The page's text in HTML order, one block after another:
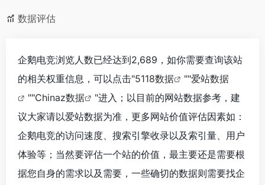
数据评估
企鹅电竞浏览人数已经达到2,689，如你需要查询该站
的相关权重信息，可以点击"5118数据 ""爱站数据
""Chinaz数据
"进入；以目前的网站数据参考，建
议大家请以爱站数据为准，更多网站价值评估因素如：
企鹅电竞的访问速度、搜索引擎收录以及索引量、用户
体验等；当然要评估一个站的价值，最主要还是需要根
据您自身的需求以及需要，一些确切的数据则需要找企